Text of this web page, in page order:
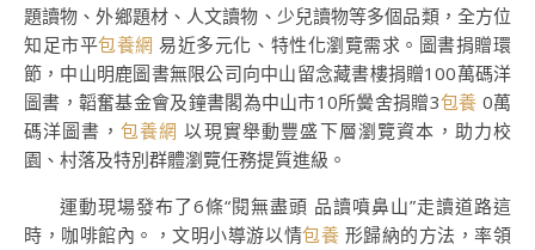
題讀物、外鄉題材、人文讀物、少兒讀物等多個品類，全方位
知足市平包養網 易近多元化、特性化瀏覽需求。圖書捐贈環
節，中山明鹿圖書無限公司向中山留念藏書樓捐贈100萬碼洋
圖書，韜奮基金會及鐘書閣為中山市10所黌舍捐贈3包養 0萬
碼洋圖書， 包養網 以現實舉動豐盛下層瀏覽資本，助力校
園、村落及特別群體瀏覽任務提質進級。
運動現場發布了6條“閱無盡頭 品讀噴鼻山”走讀道路這
時，咖啡館內。，文明小導游以情包養 形歸納的方法，率領